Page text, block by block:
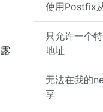
使用Postfix
只允许一个
地址
无法在我的
享